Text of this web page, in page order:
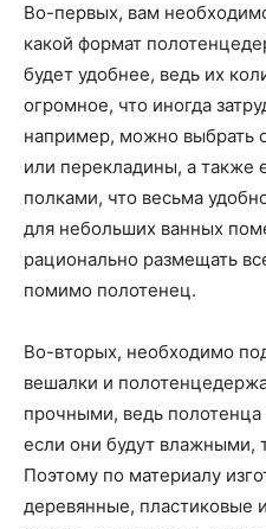
Во-первых, вам
какой формат
будет удобнее, ведь их
огромное, что иногда
например, можно выбрать
или перекладины, а также
полками, что весьма
для небольших ванных
рационально размещать
помимо полотенец.
Во-вторых, необходимо
вешалки и
прочными, ведь
если они будут влажными,
Поэтому по материалу
деревянные, пластиковые